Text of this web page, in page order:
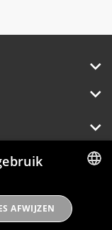
DUTCH
ENGLISH
AFWIJZEN